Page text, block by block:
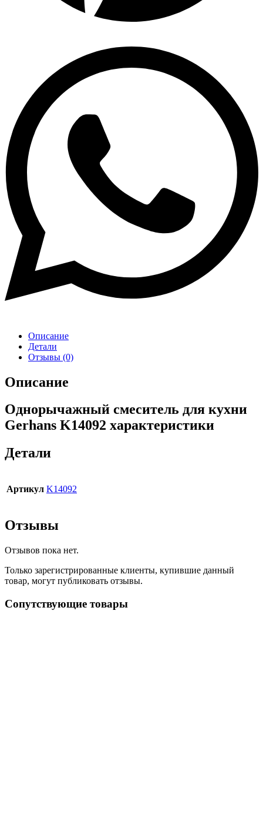
Описание
Детали
Отзывы (0)
Описание
Однорычажный смеситель для кухни
Gerhans K14092 характеристики
Детали
Артикул K14092
Отзывы
Отзывов пока нет.
Только зарегистрированные клиенты, купившие данный
товар, могут публиковать отзывы.
Сопутствующие товары